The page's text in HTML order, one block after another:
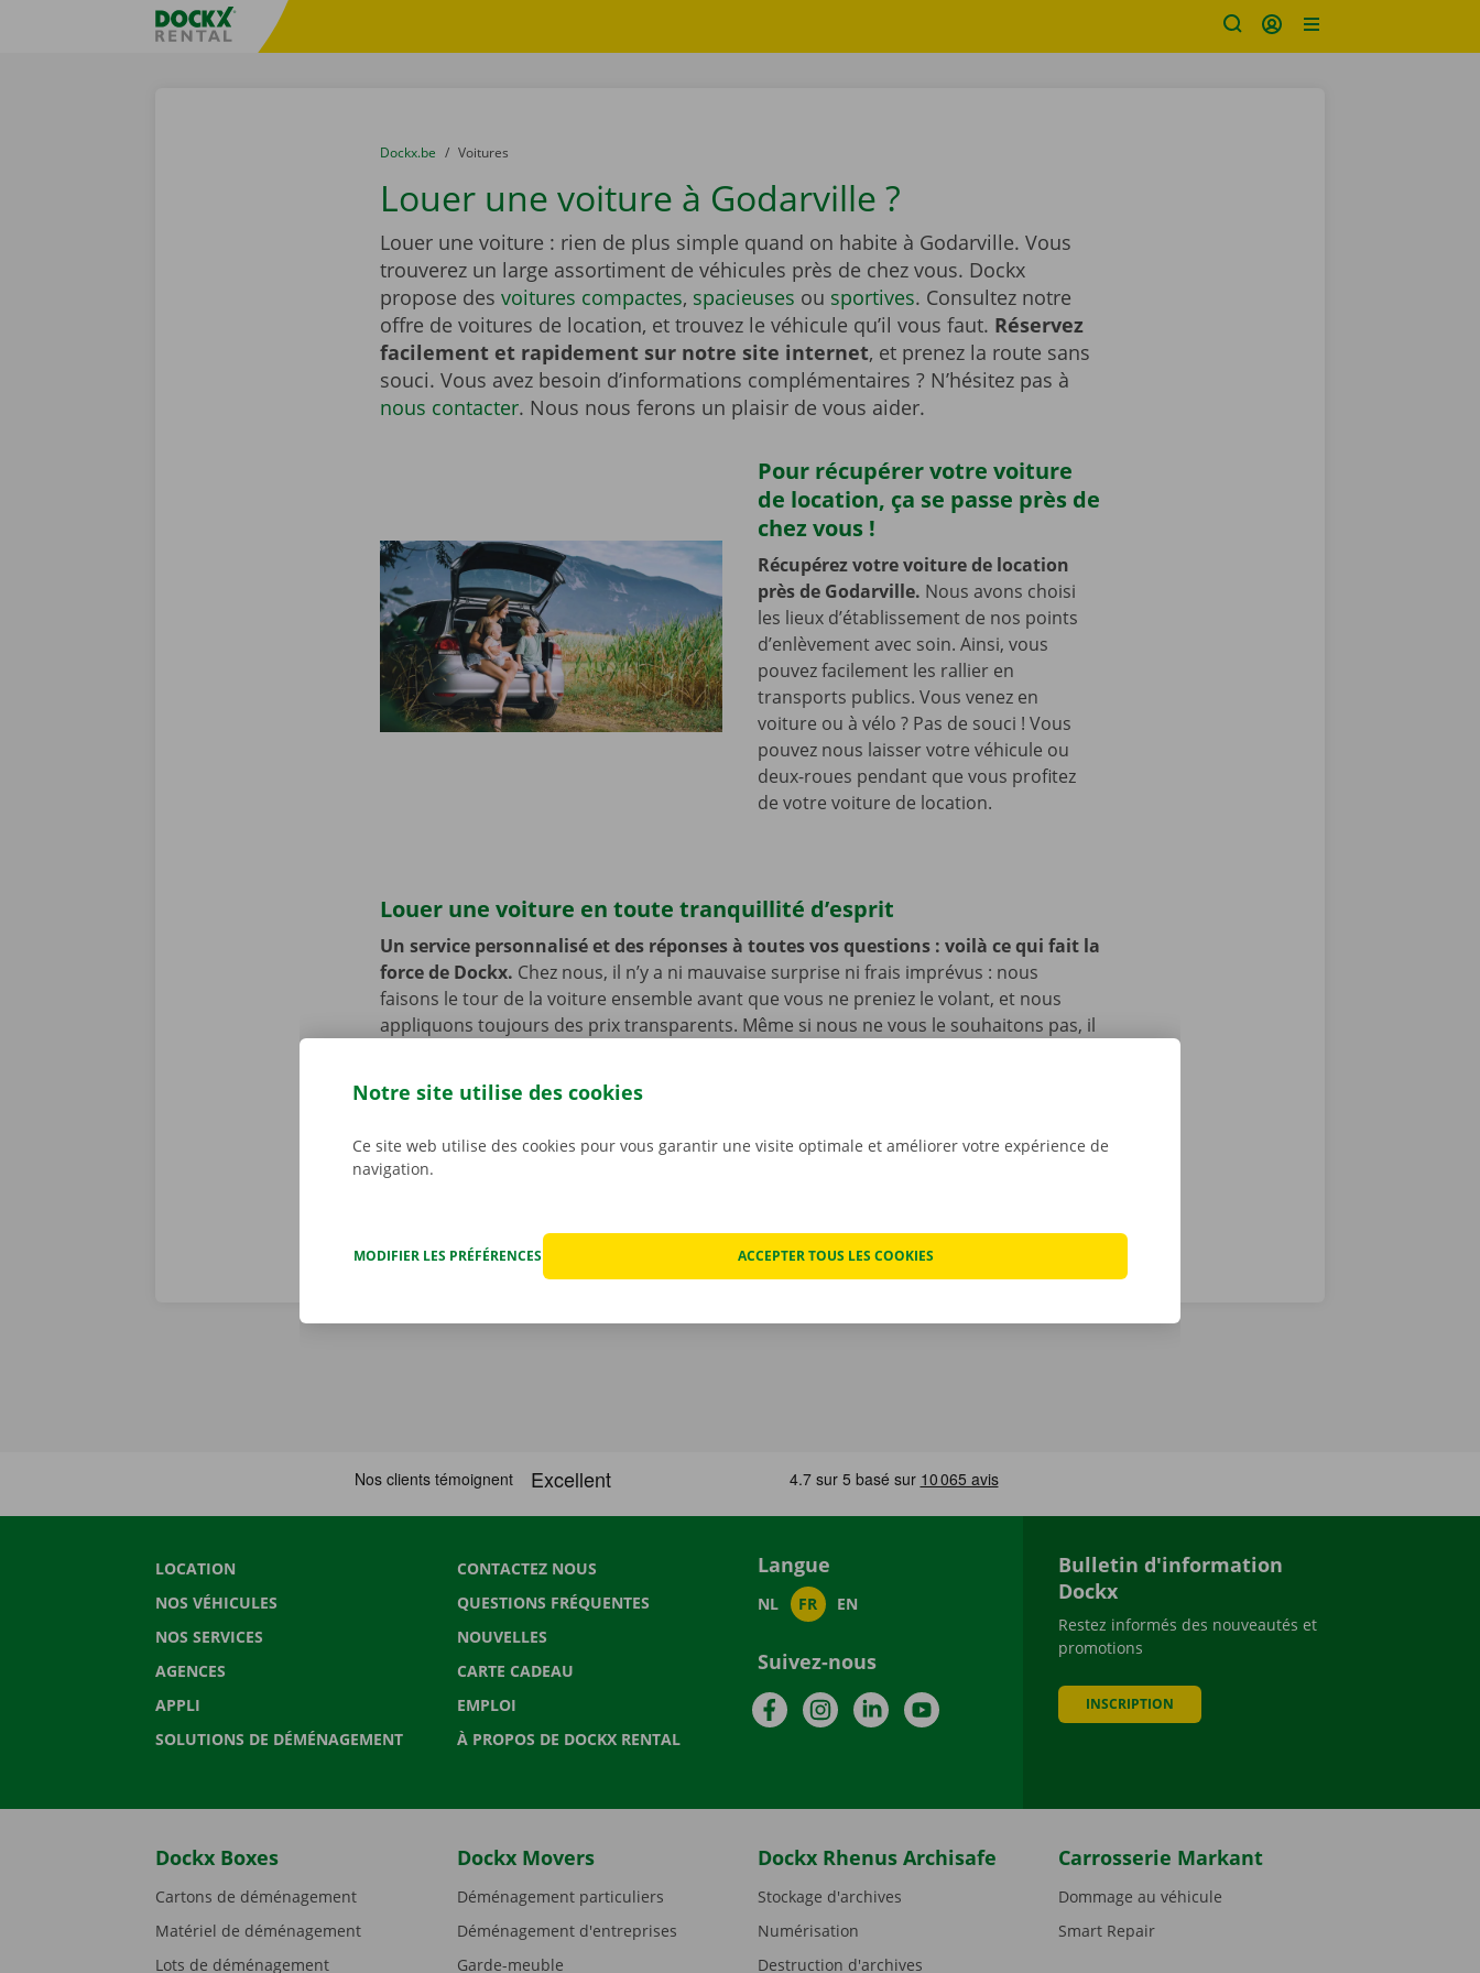
sitename
You are here:
du
Dockx.be to
Voitures
Louer une voiture à Godarville ?
Louer une voiture : rien de plus simple quand on habite à Godarville. Vous
trouverez un large assortiment de véhicules près de chez vous. Dockx
propose des voitures compactes, spacieuses ou sportives. Consultez notre
offre de voitures de location, et trouvez le véhicule qu’il vous faut. Réservez
facilement et rapidement sur notre site internet, et prenez la route sans
souci. Vous avez besoin d’informations complémentaires ? N’hésitez pas à
nous contacter. Nous nous ferons un plaisir de vous aider.
Pour récupérer votre voiture
de location, ça se passe près de
chez vous !
Récupérez votre voiture de location
près de Godarville. Nous avons choisi
les lieux d’établissement de nos points
d’enlèvement avec soin. Ainsi, vous
pouvez facilement les rallier en
transports publics. Vous venez en
voiture ou à vélo ? Pas de souci ! Vous
pouvez nous laisser votre véhicule ou
deux-roues pendant que vous profitez
de votre voiture de location.
Louer une voiture en toute tranquillité d’esprit
Un service personnalisé et des réponses à toutes vos questions : voilà ce qui fait la
force de Dockx. Chez nous, il n’y a ni mauvaise surprise ni frais imprévus : nous
faisons le tour de la voiture ensemble avant que vous ne preniez le volant, et nous
appliquons toujours des prix transparents. Même si nous ne vous le souhaitons pas, il
d’assistance et de dépannage disponible 24 h/24 et 7 j/7 dans toute l’Europe. Avec
LOCATION
NOS VÉHICULES
NOS SERVICES
AGENCES
APPLI
SOLUTIONS DE DÉMÉNAGEMENT
CONTACTEZ NOUS
QUESTIONS FRÉQUENTES
NOUVELLES
CARTE CADEAU
EMPLOI
À PROPOS DE DOCKX RENTAL
Langue
NL FR EN
Suivez-nous
FacebookInstagramLinkedInYouTube
Bulletin d'information
Dockx
Restez informés des nouveautés et
promotions
INSCRIPTION
Dockx Boxes
Cartons de déménagement
Matériel de déménagement
Lots de déménagement
Dockx Movers
Déménagement particuliers
Déménagement d'entreprises
Garde-meuble
Dockx Rhenus Archisafe
Stockage d'archives
Numérisation
Destruction d'archives
Carrosserie Markant
Dommage au véhicule
Smart Repair
Notre site utilise des cookies
Ce site web utilise des cookies pour vous garantir une visite optimale et améliorer votre expérience de
navigation.
MODIFIER LES PRÉFÉRENCES ACCEPTER TOUS LES COOKIES